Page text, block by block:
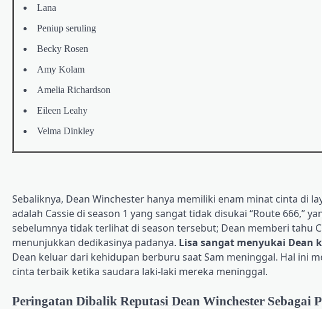
Lana
Peniup seruling
Becky Rosen
Amy Kolam
Amelia Richardson
Eileen Leahy
Velma Dinkley
Sebaliknya, Dean Winchester hanya memiliki enam minat cinta di
adalah Cassie di season 1 yang sangat tidak disukai “Route 666,”
sebelumnya tidak terlihat di season tersebut; Dean memberi tahu
menunjukkan dedikasinya padanya. Lisa sangat menyukai Dean
Dean keluar dari kehidupan berburu saat Sam meninggal. Hal ini
cinta terbaik ketika saudara laki-laki mereka meninggal.
Peringatan Dibalik Reputasi Dean Winchester Sebagai